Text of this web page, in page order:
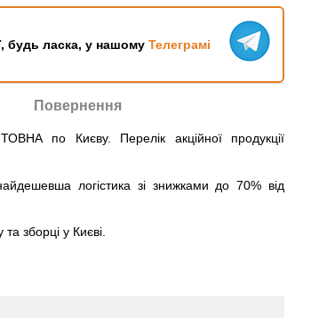
будь ласка, у нашому Телеграмі
Повернення
по Києву. Перелік акційної продукції
логістика зі знижками до 70% від
зборці у Києві.